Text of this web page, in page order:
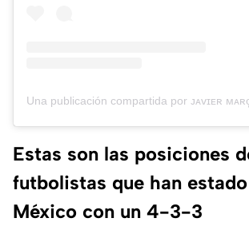
Estas son las posiciones
futbolistas que han
México con un 4-3-3